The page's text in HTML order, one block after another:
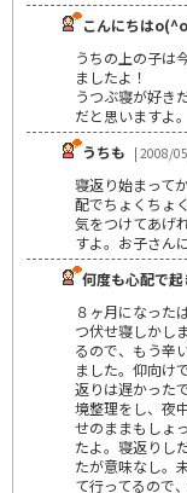
こんにちは
うちの上の子は
ましたよ！
うつぶ寝が好き
だと思いますよ。
うちも | 2008/
寝返り始まって
配でちょくちょ
気をつけてあげ
すよ。お子さん
何度も心配で起
８ヶ月になった
つ伏せ寝しかし
るので、もう辛
ました。仰向け
返りは遅かった
境整理をし、夜
せのままもしょ
たよ。寝返りし
たが意味なし。
て行ってるので